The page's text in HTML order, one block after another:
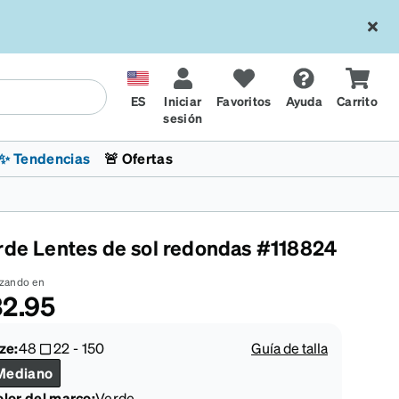
ES
Iniciar
sesión
Favoritos Ayuda Carrito
Lentes para niños
Lentes de sol de Moda
Transitions® XTRActive
Ciclismo
x Chase Stokes CrossFit Games 2026
Tendencias
La sección de tendencias
🚨 Ofertas
Lentes de sol redondas #118824
en
48 22-150
Guía de talla